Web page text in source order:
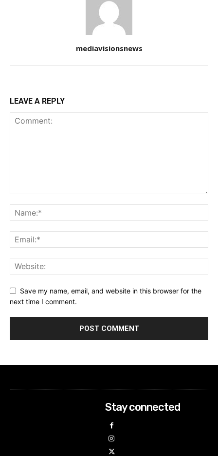
mediavisionsnews
LEAVE A REPLY
Save my name, email, and website in this browser for the
next time I comment.
Stay connected